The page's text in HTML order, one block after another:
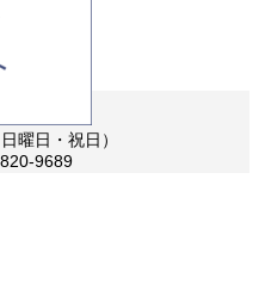
曜日・祝日）
9689